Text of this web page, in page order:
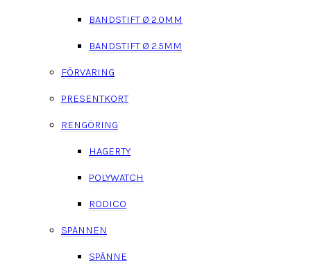
BANDSTIFT Ø 2.0MM
BANDSTIFT Ø 2.5MM
FÖRVARING
PRESENTKORT
RENGÖRING
HAGERTY
POLYWATCH
RODICO
SPÄNNEN
SPÄNNE